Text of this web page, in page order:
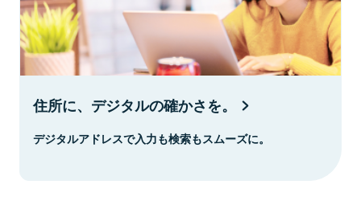
住所に、デジタルの確かさを。
デジタルアドレスで入力も検索もスムーズに。